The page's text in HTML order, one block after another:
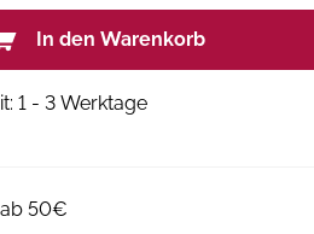
In den Warenkorb
1 - 3 Werktage
50€